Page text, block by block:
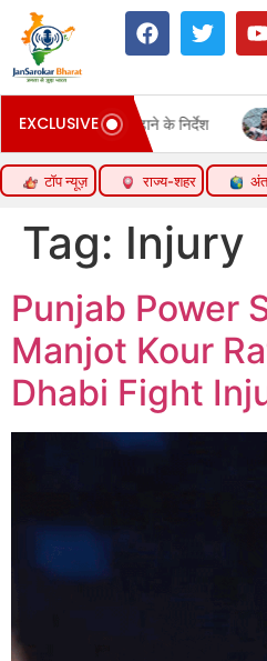
EXCLUSIVEविवाद के बाद कंगना के जेन-जी पर
टॉप न्यूज़ राज्य-शहर
Tag: Injury
Punjab Power
Manjot Kour
Dhabi Fight